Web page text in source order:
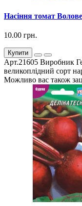
Насіння томат
10.00 грн.
Купити
Арт.21605 Виробник
великоплідний сорт
Можливо вас також